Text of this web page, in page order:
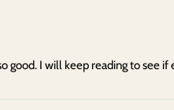
good. I will keep reading to see